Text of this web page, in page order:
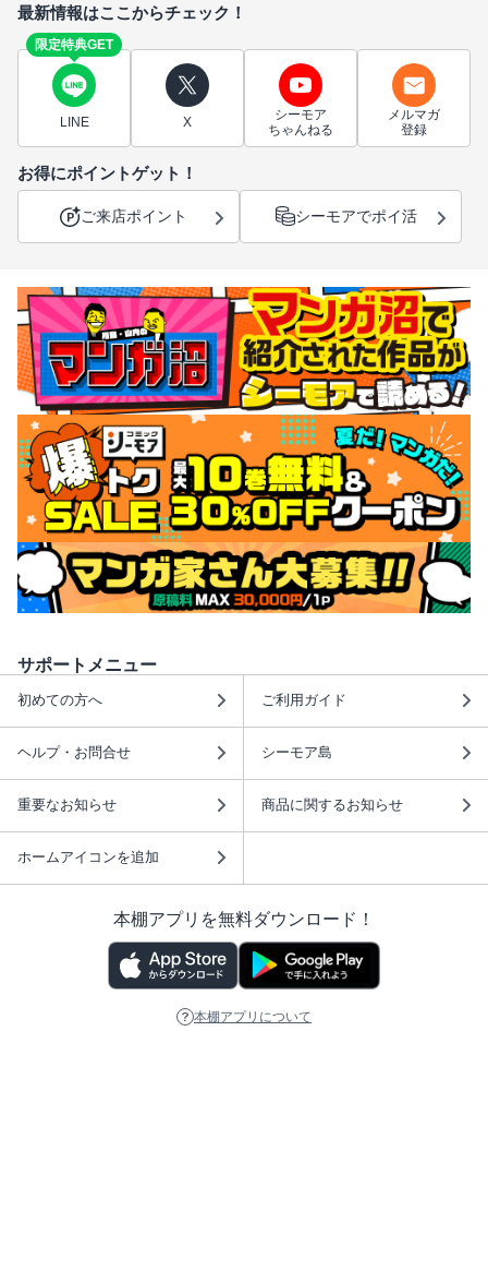
最新情報はここからチェック！
限定特典GET
LINE X
シーモア
ちゃんねる
メルマガ
登録
お得にポイントゲット！
ご来店ポイント シーモアでポイ活
サポートメニュー
初めての方へ ご利用ガイド
ヘルプ・お問合せ シーモア島
重要なお知らせ 商品に関するお知らせ
ホームアイコンを追加
本棚アプリを無料ダウンロード！
本棚アプリについて